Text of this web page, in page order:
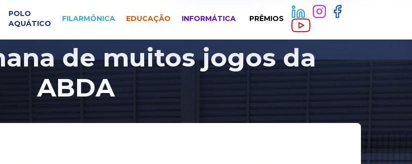
POLO
AQUÁTICO
FILARMÔNICA EDUCAÇÃO INFORMÁTICA PRÊMIOS
Pesquisa global Notícias Polo Aquático
de muitos jogos da
ABDA